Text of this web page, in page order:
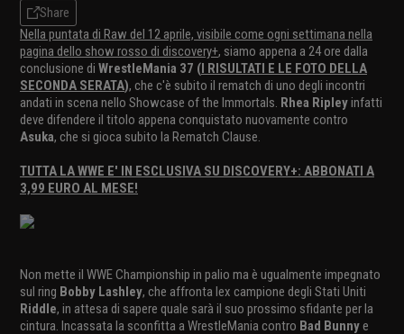
Share
Nella puntata di Raw del 12 aprile, visibile come ogni settimana nella
pagina dello show rosso di discovery+, siamo appena a 24 ore dalla
conclusione di WrestleMania 37 (I RISULTATI E LE FOTO DELLA
SECONDA SERATA), che c'è subito il rematch di uno degli incontri
andati in scena nello Showcase of the Immortals. Rhea Ripleyinfatti
deve difendere il titolo appena conquistato nuovamente contro
Asuka, che si gioca subito la Rematch Clause.
TUTTA LA WWE E' IN ESCLUSIVA SU DISCOVERY+: ABBONATI A
3,99 EURO AL MESE!
Non mette il WWE Championship in palio ma è ugualmente impegnato
sul ring Bobby Lashley, che affronta lex campione degli Stati Uniti
Riddle, in attesa di sapere quale sarà il suo prossimo sfidante per la
cintura. Incassata la sconfitta a WrestleMania contro Bad Bunnye